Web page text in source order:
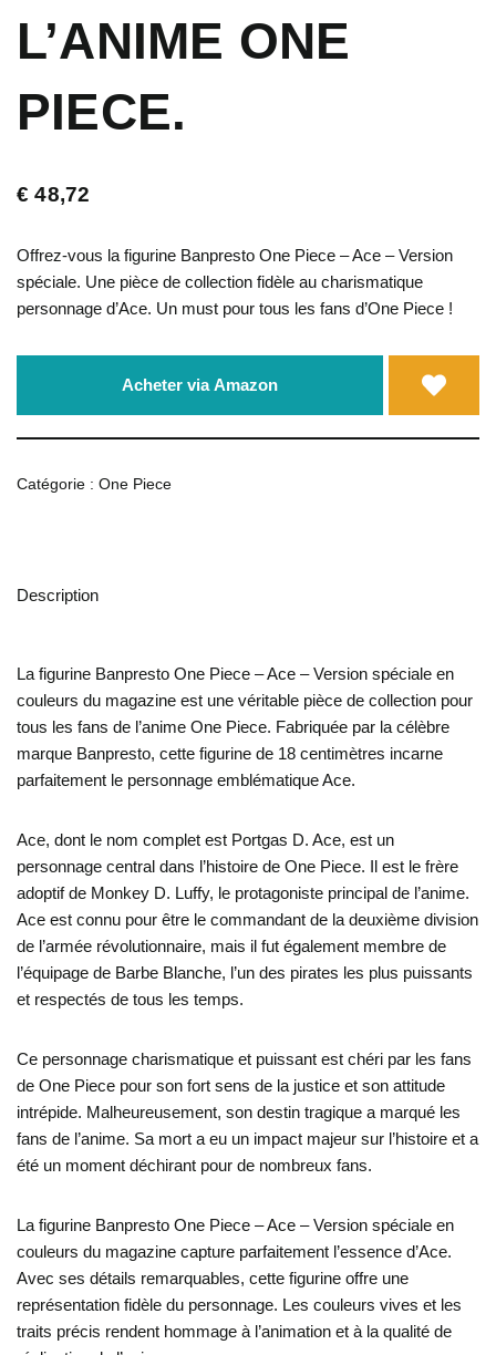
L’ANIME ONE
PIECE.
€ 48,72
Offrez-vous la figurine Banpresto One Piece – Ace – Version
spéciale. Une pièce de collection fidèle au charismatique
personnage d’Ace. Un must pour tous les fans d’One Piece !
Acheter via Amazon
Catégorie : One Piece
Description
La figurine Banpresto One Piece – Ace – Version spéciale en
couleurs du magazine est une véritable pièce de collection pour
tous les fans de l’anime One Piece. Fabriquée par la célèbre
marque Banpresto, cette figurine de 18 centimètres incarne
parfaitement le personnage emblématique Ace.
Ace, dont le nom complet est Portgas D. Ace, est un
personnage central dans l’histoire de One Piece. Il est le frère
adoptif de Monkey D. Luffy, le protagoniste principal de l’anime.
Ace est connu pour être le commandant de la deuxième division
de l’armée révolutionnaire, mais il fut également membre de
l’équipage de Barbe Blanche, l’un des pirates les plus puissants
et respectés de tous les temps.
Ce personnage charismatique et puissant est chéri par les fans
de One Piece pour son fort sens de la justice et son attitude
intrépide. Malheureusement, son destin tragique a marqué les
fans de l’anime. Sa mort a eu un impact majeur sur l’histoire et a
été un moment déchirant pour de nombreux fans.
La figurine Banpresto One Piece – Ace – Version spéciale en
couleurs du magazine capture parfaitement l’essence d’Ace.
Avec ses détails remarquables, cette figurine offre une
représentation fidèle du personnage. Les couleurs vives et les
traits précis rendent hommage à l’animation et à la qualité de